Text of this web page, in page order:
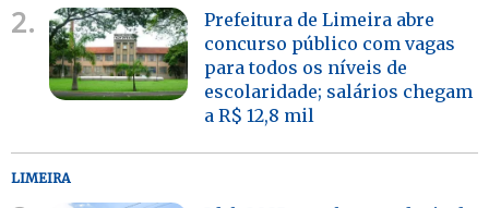
2.
Prefeitura de Limeira abre
concurso público com vagas
para todos os níveis de
escolaridade; salários chegam
a R$ 12,8 mil
LIMEIRA